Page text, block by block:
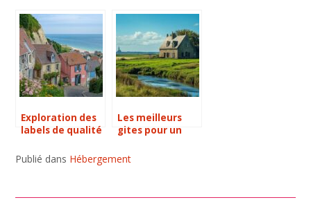
Exploration des
labels de qualité
hébergements
Les meilleurs
gites pour un
Mont Saint-
Publié dans Hébergement